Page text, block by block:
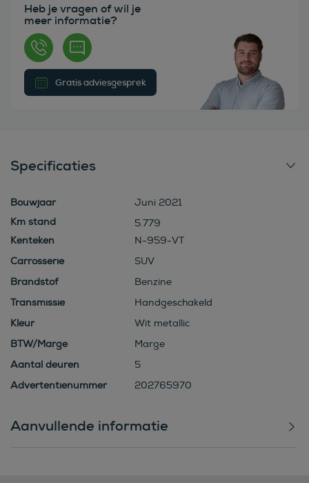
Heb je vragen of wil je
meer informatie?
Gratis adviesgesprek
Specificaties
Bouwjaar
Juni 2021
5.779
Kenteken
N-959-VT
Carrosserie
SUV
Brandstof
Benzine
Transmissie
Handgeschakeld
Kleur
Wit metallic
BTW/Marge
Marge
Aantal deuren
5
Advertentienummer
202765970
Aanvullende informatie